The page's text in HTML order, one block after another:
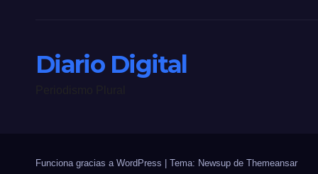
Diario Digital
Funciona gracias a WordPress Tema: Newsup de Themeansar